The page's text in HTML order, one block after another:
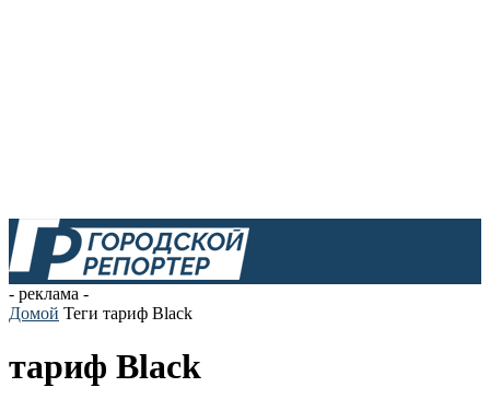
- реклама -
Домой Теги тариф Black
тариф Black